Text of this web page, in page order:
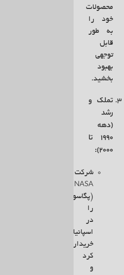
محصولات
خود را
به طور
قابل
توجهی
بهبود
بخشید.
تملک و
رشد
(دهه
۱۹۹۰ تا
۲۰۰۰):
شرکت
ENASA
(پگاسو)
را
در
اسپانیا
خریداری
کرد
و